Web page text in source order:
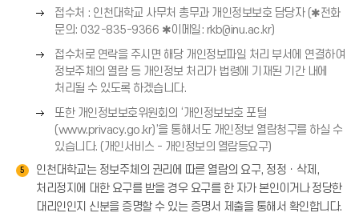
)오
른
쪽
화
살
표
(
→
)
접수처 : 인천대학교 사무처 총무과 개인정보보호 담당자 (✱전화
문의: 032-835-9366 ✱이메일: rkb@inu.ac.kr)
오
른
쪽
화
살
표
(
→
)
접수처로 연락을 주시면 해당 개인정보파일 처리 부서에 연결하여
정보주체의 열람 등 개인정보 처리가 법령에 기재된 기간 내에
처리될 수 있도록 하겠습니다.
오
른
쪽
화
살
표
(
또한 개인정보보호위원회의 ‘개인정보보호 포털
(www.privacy.go.kr)’을 통해서도 개인정보 열람청구를 하실 수
있습니다. (개인서비스 - 개인정보의 열람등요구)
5
인천대학교는 정보주체의 권리에 따른 열람의 요구, 정정ㆍ삭제,
처리정지에 대한 요구를 받을 경우 요구를 한 자가 본인이거나 정당한
대리인인지 신분을 증명할 수 있는 증명서 제출을 통해서 확인합니다.